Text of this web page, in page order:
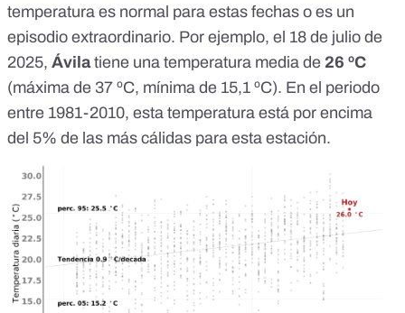
temperatura es normal para estas fechas o es un
episodio extraordinario. Por ejemplo, el 18 de julio de
2025, Ávilatiene una temperatura media de 26 ºC
(máxima de 37 ºC, mínima de 15,1 ºC). En el periodo
entre 1981-2010, esta temperatura está por encima
del 5% de las más cálidas para esta estación.